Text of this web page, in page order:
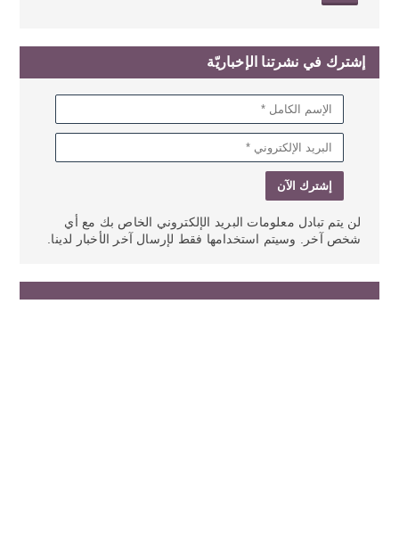
إشترك في نشرتنا الإخباريّة
لن يتم تبادل معلومات البريد الإلكتروني الخاص بك مع أي
شخص آخر. وسيتم استخدامها فقط لإرسال آخر الأخبار لدينا.